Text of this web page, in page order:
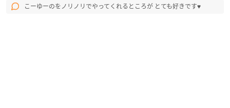
こーゆーのをノリノリでやってくれるところが とても好きです♥️